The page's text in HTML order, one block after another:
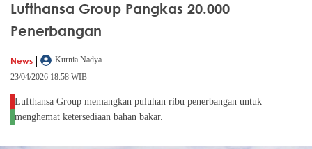
Lufthansa Group Pangkas 20.000
Penerbangan
News |
Kurnia Nadya
23/04/2026 18:58 WIB
Lufthansa Group memangkan puluhan ribu penerbangan untuk
menghemat ketersediaan bahan bakar.